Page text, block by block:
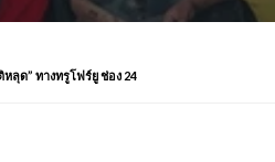
ลุด” ทางทรูโฟร์ยู ช่อง 24